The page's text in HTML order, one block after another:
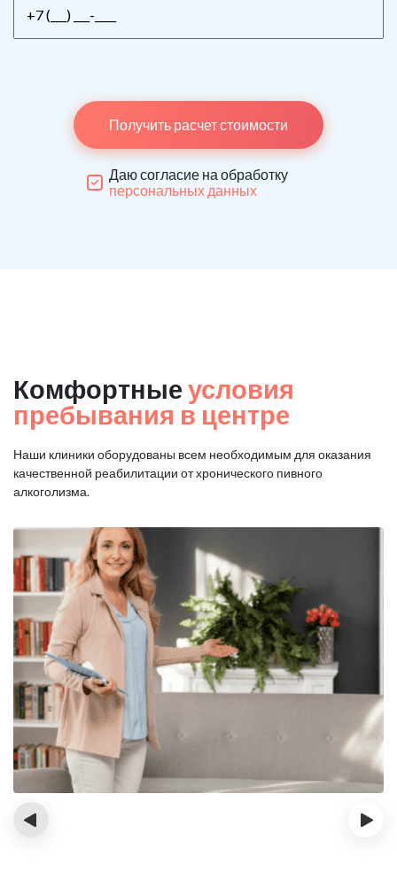
Получить расчет стоимости
Даю согласие на обработку
персональных данных
Комфортные условия
пребывания в центре
Наши клиники оборудованы всем необходимым для оказания
качественной реабилитации от хронического пивного
алкоголизма.
‹ ›